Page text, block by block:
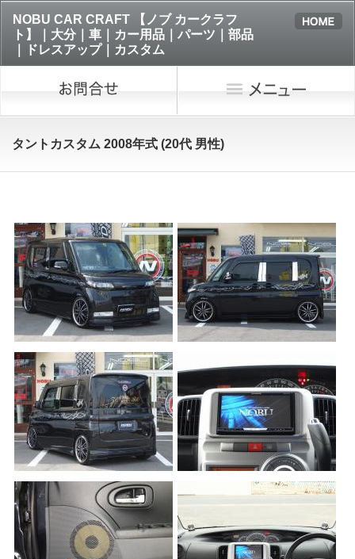
NOBU CAR CRAFT 【ノブ カークラフ
ト】｜大分｜車｜カー用品｜パーツ｜部品
｜ドレスアップ｜カスタム
タントカスタム 2008年式 (20代 男性)